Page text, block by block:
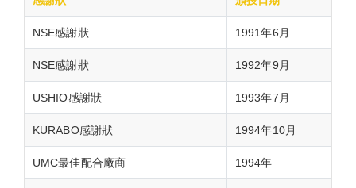
NSE感謝狀 1991年6月
NSE感謝狀 1992年9月
USHIO感謝狀 1993年7月
KURABO感謝狀 1994年10月
UMC最佳配合廠商 1994年